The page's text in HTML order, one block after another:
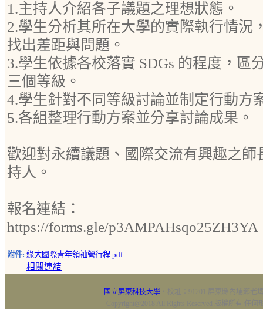
1.主持人介紹各子議題之理想狀態。
2.學生分析其所在大學的實際執行情況
找出差距與問題。
3.學生依據各校落實 SDGs 的程度，區
三個等級。
4.學生針對不同等級討論並制定行動方
5.各組整理行動方案並分享討論成果。
歡迎對永續議題、國際交流有興趣之
持人。
報名連結：
https://forms.gle/p3AMPAHsqo25ZH3YA
附件: 綠大國際青年領袖營行程.pdf
相關連結
國立屏東科技大學‧校址：91201 屏東縣內埔鄉老